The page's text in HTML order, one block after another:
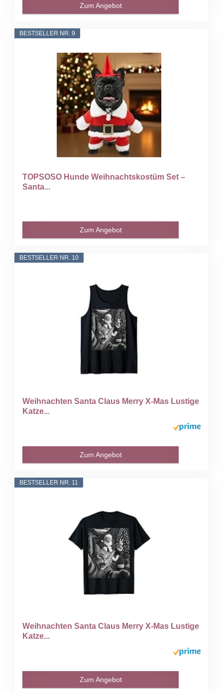
Zum Angebot
BESTSELLER NR. 9
TOPSOSO Hunde Weihnachtskostüm Set –
Santa...
Zum Angebot
BESTSELLER NR. 10
Weihnachten Santa Claus Merry X-Mas Lustige
Katze...
Zum Angebot
BESTSELLER NR. 11
Weihnachten Santa Claus Merry X-Mas Lustige
Katze...
Zum Angebot